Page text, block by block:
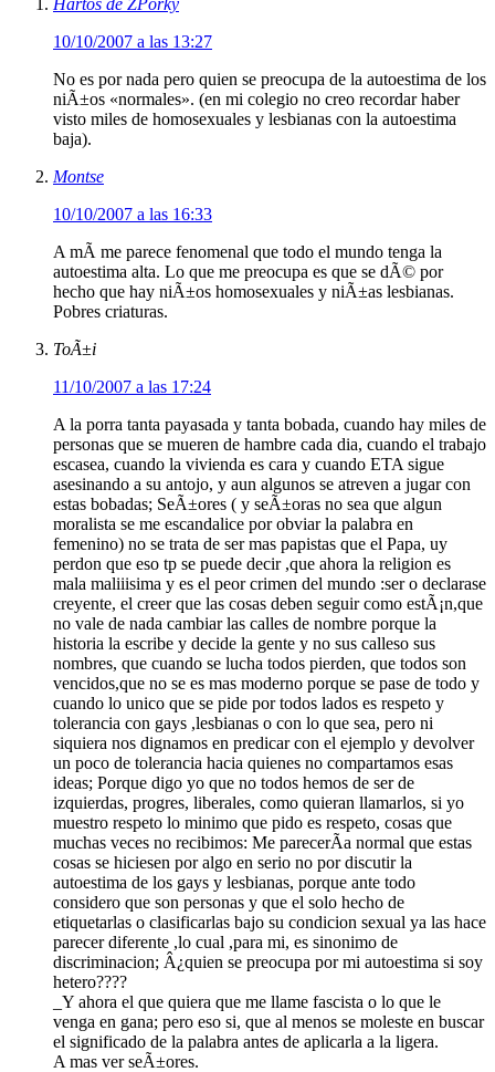
10/10/2007 a las 13:27
No es por nada pero quien se preocupa de la autoestima de los
niÃ±os «normales». (en mi colegio no creo recordar haber
visto miles de homosexuales y lesbianas con la autoestima
baja).
Montse
10/10/2007 a las 16:33
A mÃ­ me parece fenomenal que todo el mundo tenga la
autoestima alta. Lo que me preocupa es que se dÃ© por
hecho que hay niÃ±os homosexuales y niÃ±as lesbianas.
Pobres criaturas.
ToÃ±i
11/10/2007 a las 17:24
A la porra tanta payasada y tanta bobada, cuando hay miles de
personas que se mueren de hambre cada dia, cuando el trabajo
escasea, cuando la vivienda es cara y cuando ETA sigue
asesinando a su antojo, y aun algunos se atreven a jugar con
estas bobadas; SeÃ±ores ( y seÃ±oras no sea que algun
moralista se me escandalice por obviar la palabra en
femenino) no se trata de ser mas papistas que el Papa, uy
perdon que eso tp se puede decir ,que ahora la religion es
mala maliiisima y es el peor crimen del mundo :ser o declarase
creyente, el creer que las cosas deben seguir como estÃ¡n,que
no vale de nada cambiar las calles de nombre porque la
historia la escribe y decide la gente y no sus calleso sus
nombres, que cuando se lucha todos pierden, que todos son
vencidos,que no se es mas moderno porque se pase de todo y
cuando lo unico que se pide por todos lados es respeto y
tolerancia con gays ,lesbianas o con lo que sea, pero ni
siquiera nos dignamos en predicar con el ejemplo y devolver
un poco de tolerancia hacia quienes no compartamos esas
ideas; Porque digo yo que no todos hemos de ser de
izquierdas, progres, liberales, como quieran llamarlos, si yo
muestro respeto lo minimo que pido es respeto, cosas que
muchas veces no recibimos: Me parecerÃ­a normal que estas
cosas se hiciesen por algo en serio no por discutir la
autoestima de los gays y lesbianas, porque ante todo
considero que son personas y que el solo hecho de
etiquetarlas o clasificarlas bajo su condicion sexual ya las hace
parecer diferente ,lo cual ,para mi, es sinonimo de
discriminacion; Â¿quien se preocupa por mi autoestima si soy
hetero????
_Y ahora el que quiera que me llame fascista o lo que le
venga en gana; pero eso si, que al menos se moleste en buscar
el significado de la palabra antes de aplicarla a la ligera.
A mas ver seÃ±ores.